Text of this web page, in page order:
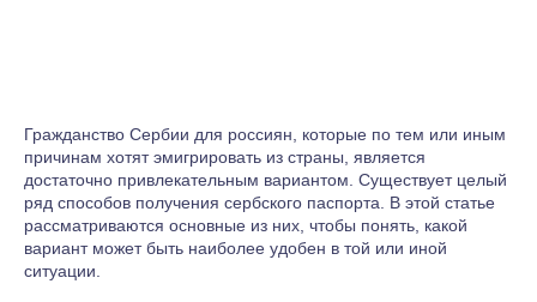
Гражданство Сербии для россиян, которые по тем или иным
причинам хотят эмигрировать из страны, является
достаточно привлекательным вариантом. Существует целый
ряд способов получения сербского паспорта. В этой статье
рассматриваются основные из них, чтобы понять, какой
вариант может быть наиболее удобен в той или иной
ситуации.